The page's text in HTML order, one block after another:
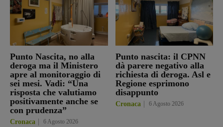
Punto Nascita, no alla
deroga ma il Ministero
apre al monitoraggio di
sei mesi. Vadi: “Una
risposta che valutiamo
positivamente anche se
con prudenza”
Cronaca 6 Agosto 2026
Punto nascita: il CPNN
dà parere negativo alla
richiesta di deroga. Asl e
Regione esprimono
disappunto
Cronaca 6 Agosto 2026